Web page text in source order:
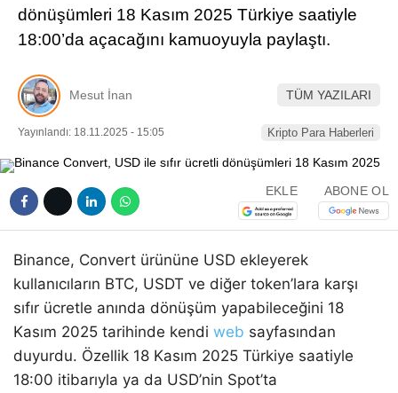
Telegram
dönüşümleri 18 Kasım 2025 Türkiye saatiyle
18:00’da açacağını kamuoyuyla paylaştı.
Mesut İnan TÜM YAZILARI
Yayınlandı: 18.11.2025 - 15:05 Kripto Para Haberleri
EKLE ABONE OL
Binance, Convert ürününe USD ekleyerek
kullanıcıların BTC, USDT ve diğer token’lara karşı
sıfır ücretle anında dönüşüm yapabileceğini 18
Kasım 2025 tarihinde kendi web sayfasından
duyurdu. Özellik 18 Kasım 2025 Türkiye saatiyle
18:00 itibarıyla ya da USD’nin Spot’ta